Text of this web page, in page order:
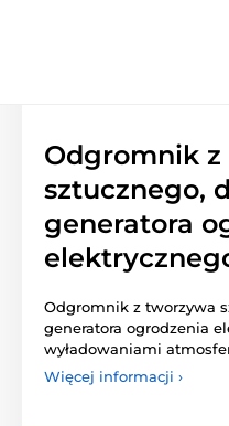
Odgromnik
sztucznego,
generatora
Odgromnik z tworzywa
generatora ogrodzenia
wyładowaniami
Więcej informacji ›